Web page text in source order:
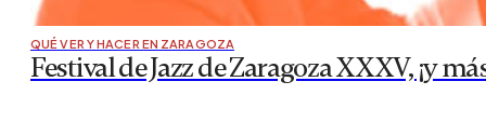
QUÉ VER Y HACER EN ZARAGOZA
Festival de Jazz de Zaragoza XXXV, ¡y